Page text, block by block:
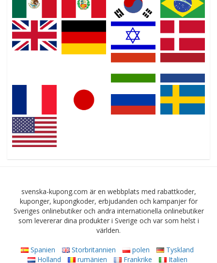
svenska-kupong.com är en webbplats med rabattkoder,
kuponger, kupongkoder, erbjudanden och kampanjer för
Sveriges onlinebutiker och andra internationella onlinebutiker
som levererar dina produkter i Sverige och var som helst i
världen.
Spanien Storbritannien polen
Tyskland
Holland
rumänien Frankrike Italien